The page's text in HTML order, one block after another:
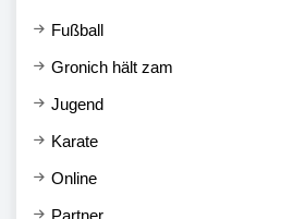
Fußball
Gronich hält zam
Jugend
Karate
Online
Partner